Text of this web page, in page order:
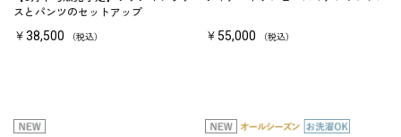
スとパンツのセットアップ
￥38,500 （税込） ￥55,000 （税込）